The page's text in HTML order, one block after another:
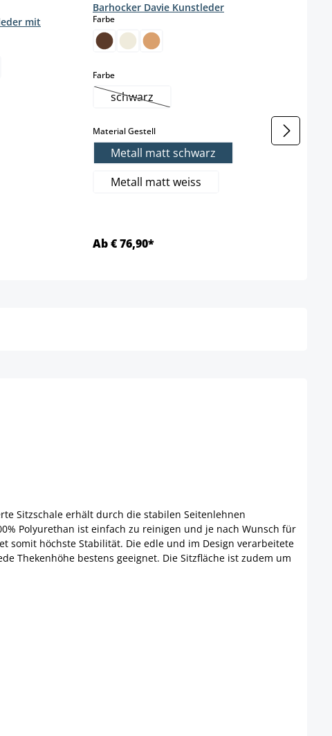
mit
Barhocker Davie Kunstleder
Farbeauswählen
Farbeauswählen
schwarz(Diese Option ist zurzeit nicht verfügbar.)
Material Gestellauswählen
Metall matt schwarz
Metall matt weiss
Ab € 76,90*
Sitzschale erhält durch die stabilen Seitenlehnen
Polyurethan ist einfach zu reinigen und je nach Wunsch für
somit höchste Stabilität. Die edle und im Design verarbeitete
Thekenhöhe bestens geeignet. Die Sitzfläche ist zudem um